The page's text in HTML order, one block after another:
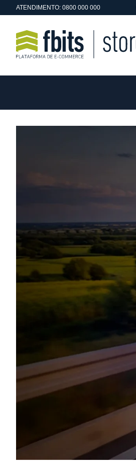
ATENDIMENTO: 0800 000 000